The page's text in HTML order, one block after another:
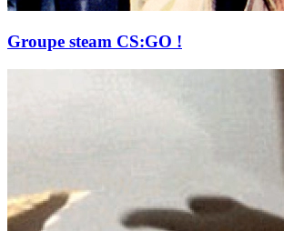
Groupe steam CS:GO !